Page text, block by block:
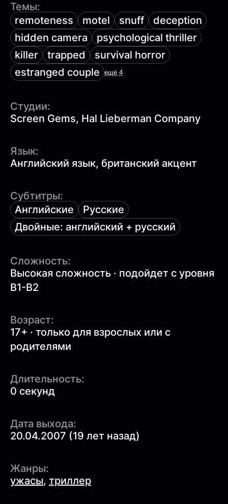
Темы:
remoteness
motel snuff
deception
hidden camera
psychological thriller
killer
trapped
survival horror
estranged couple
ещё 4
Студии:
Screen Gems, Hal Lieberman Company
Язык:
Английский язык, британский акцент
Субтитры:
Английские
Русские
Двойные: английский + русский
Сложность:
Высокая сложность · подойдет с уровня
B1-B2
Возраст:
17+ · только для взрослых или с
родителями
Длительность:
0 секунд
Дата выхода:
20.04.2007 (19 лет назад)
Жанры:
ужасы, триллер